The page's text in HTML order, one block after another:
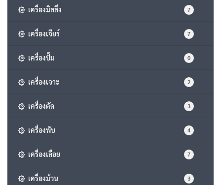
เครื่องมิลลิ่ง 7
เครื่องเจียร์ 7
เครื่องปั๊ม 0
เครื่องเจาะ 2
เครื่องตัด 3
เครื่องพับ 4
เครื่องเลื่อย 7
เครื่องม้วน 3